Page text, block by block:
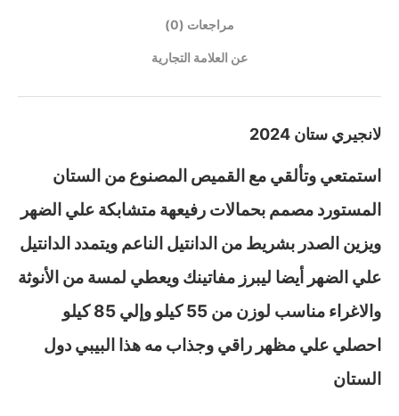
مراجعات (0)
عن العلامة التجارية
لانجيري ستان 2024
استمتعي وتألقي مع القميص المصنوع من الستان
المستورد مصمم بحمالات رفيعهة متشابكة علي الضهر
ويزين الصدر بشريط من الدانتيل الناعم ويتمدد الدانتيل
علي الضهر أيضا ليبرز مفاتينك ويعطي لمسة من الأنوثة
والاغراء مناسب لوزن من 55 كيلو وإلي 85 كيلو
احصلي علي مظهر راقي وجذاب مه هذا البيبي دول
الستان